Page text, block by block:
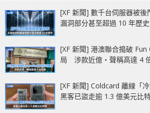
[XF 新聞] 數千台伺服器被
漏洞部分甚至超過 10 年歷史
[XF 新聞] 港澳聯合搗破
局 涉款近億‧聲稱高達 4
[XF 新聞] Coldcard 離線「
黑客已盜走逾 1.3 億美元比